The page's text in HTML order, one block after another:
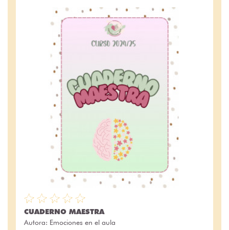
CUADERNO MAESTRA
Autora: Emociones en el aula